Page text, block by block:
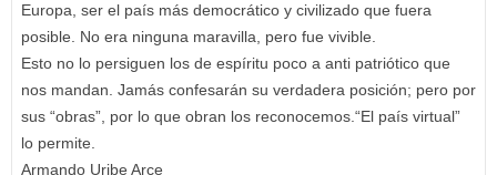
Europa, ser el país más democrático y civilizado que fuera
posible. No era ninguna maravilla, pero fue vivible.
Esto no lo persiguen los de espíritu poco a anti patriótico que
nos mandan. Jamás confesarán su verdadera posición; pero por
sus “obras”, por lo que obran los reconocemos.“El país virtual”
lo permite.
Armando Uribe Arce